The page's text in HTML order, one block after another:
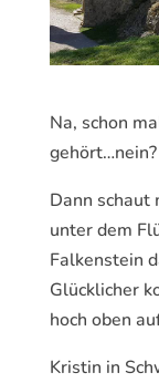
Na, schon
gehört…nein?
Dann schaut
unter dem
Falkenstein
Glücklicher
hoch oben
Kristin in